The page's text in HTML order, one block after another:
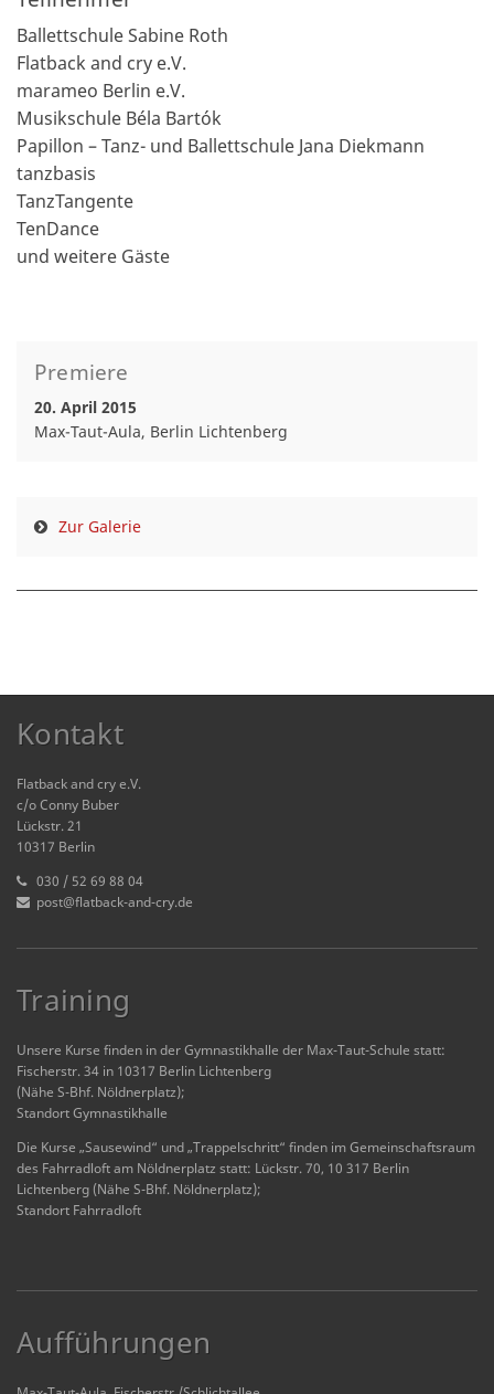
Ballettschule Sabine Roth
Flatback and cry e.V.
marameo Berlin e.V.
Musikschule Béla Bartók
Papillon – Tanz- und Ballettschule Jana Diekmann
tanzbasis
TanzTangente
TenDance
und weitere Gäste
Premiere
20. April 2015
Max-Taut-Aula, Berlin Lichtenberg
Zur Galerie
Kontakt
Flatback and cry e.V.
c/o Conny Buber
Lückstr. 21
10317 Berlin
030 / 52 69 88 04
post@flatback-and-cry.de
Training
Unsere Kurse finden in der Gymnastikhalle der Max-Taut-Schule statt:
Fischerstr. 34 in 10317 Berlin Lichtenberg
(Nähe S-Bhf. Nöldnerplatz);
Standort Gymnastikhalle
Die Kurse „Sausewind“ und „Trappelschritt“ finden im Gemeinschaftsraum
des Fahrradloft am Nöldnerplatz statt: Lückstr. 70, 10 317 Berlin
Lichtenberg (Nähe S-Bhf. Nöldnerplatz);
Standort Fahrradloft
Aufführungen